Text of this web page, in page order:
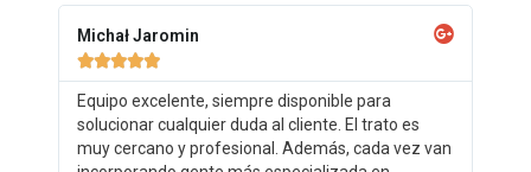
Michał Jaromin

Equipo excelente, siempre disponible para
solucionar cualquier duda al cliente. El trato es
muy cercano y profesional. Además, cada vez van